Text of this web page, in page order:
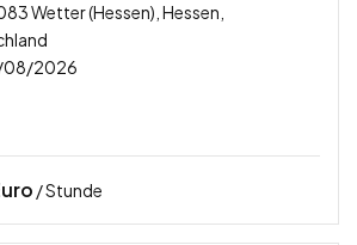
Wetter (Hessen), Hessen,
2026
/ Stunde